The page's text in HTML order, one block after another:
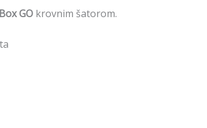
GO krovnim šatorom.